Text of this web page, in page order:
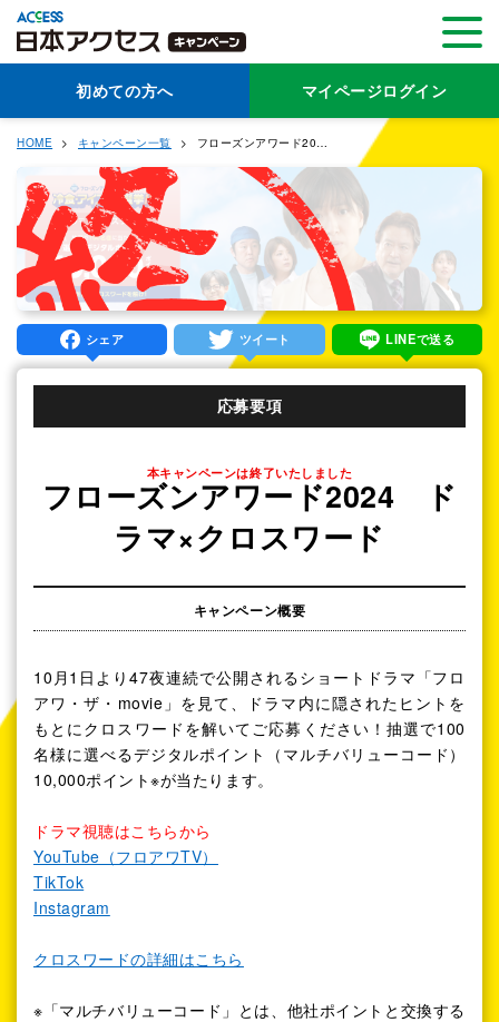
初めての方へ マイページログイン
HOME キャンペーン一覧 フローズンアワード2024 ドラマ×クロスワード
シェア ツイート LINEで送る
応募要項
本キャンペーンは終了いたしました
フローズンアワード2024 ド
ラマ×クロスワード
キャンペーン概要
10月1日より47夜連続で公開されるショートドラマ「フロ
アワ・ザ・movie」を見て、ドラマ内に隠されたヒントを
もとにクロスワードを解いてご応募ください！抽選で100
名様に選べるデジタルポイント（マルチバリューコード）
10,000ポイント※が当たります。
ドラマ視聴はこちらから
YouTube（フロアワTV）
TikTok
Instagram
クロスワードの詳細はこちら
※「マルチバリューコード」とは、他社ポイントと交換する